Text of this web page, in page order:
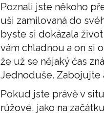
Poznali jste někoho
uši zamilovaná do
byste si dokázala
vám chladnou a on si
že už se nějaký čas
Jednoduše. Zabojujte
Pokud jste právě v
růžové, jako na